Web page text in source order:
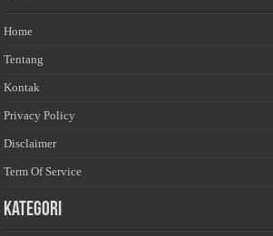
Home
Tentang
Kontak
Privacy Policy
Disclaimer
Term Of Service
Kategori